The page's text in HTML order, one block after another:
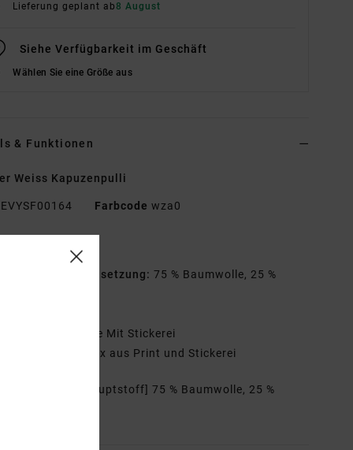
Lieferung geplant ab8 August
Siehe Verfügbarkeit im Geschäft
Wählen Sie eine Größe aus
& Funktionen
Weiss Kapuzenpulli
EVYSF00164 Farbcode wza0
75 % Baumwolle, 25 %
Vorderseite Mit Stickerei
Artwork: Mix aus Print und Stickerei
[Hauptstoff] 75 % Baumwolle, 25 %